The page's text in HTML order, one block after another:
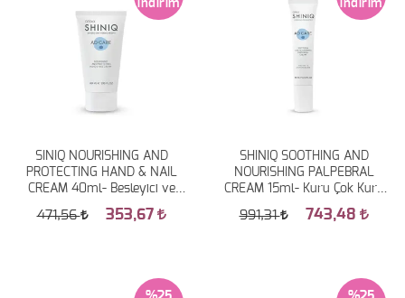
SINIQ NOURISHING AND
PROTECTING HAND & NAIL
CREAM 40ml- Besleyici ve
Koruyucu El & Tırnak Kremi
471,56 353,67
SHINIQ SOOTHING AND
NOURISHING PALPEBRAL
CREAM 15ml- Kuru Çok Kuru
ve Atopiye Eğilimli Ciltler İçin
Nemlendirici ve Besleyici Göz
991,31 743,48